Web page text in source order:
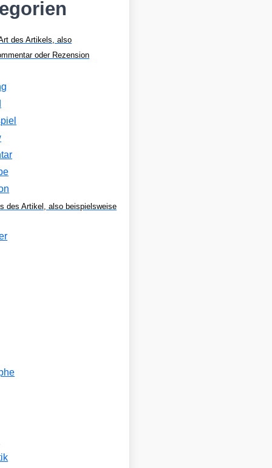
des Artikels, also
oder Rezension
des Artikel, also beispielsweise